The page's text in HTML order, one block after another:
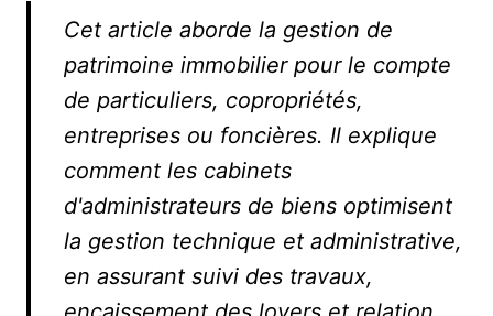
Cet article aborde la gestion de
patrimoine immobilier pour le compte
de particuliers, copropriétés,
entreprises ou foncières. Il explique
comment les cabinets
d'administrateurs de biens optimisent
la gestion technique et administrative,
en assurant suivi des travaux,